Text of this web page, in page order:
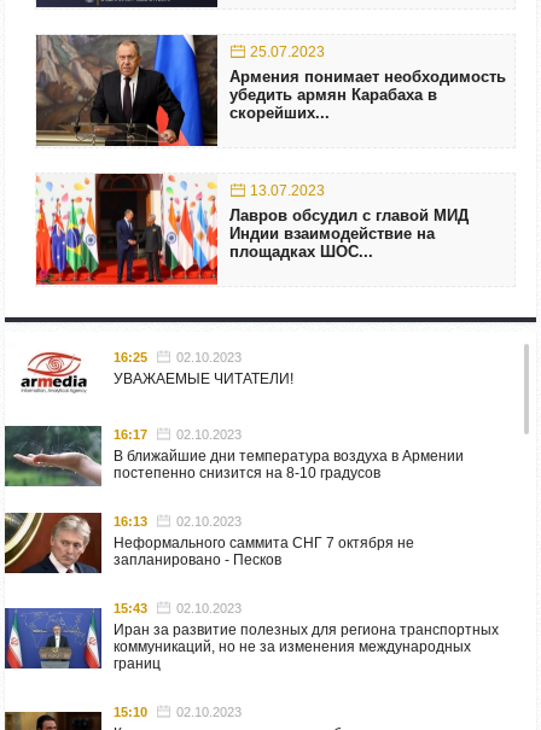
25.07.2023
Армения понимает необходимость
убедить армян Карабаха в
скорейших...
13.07.2023
Лавров обсудил с главой МИД
Индии взаимодействие на
площадках ШОС...
16:25 02.10.2023
УВАЖАЕМЫЕ ЧИТАТЕЛИ!
16:17 02.10.2023
В ближайшие дни температура воздуха в Армении
постепенно снизится на 8-10 градусов
16:13 02.10.2023
Неформального саммита СНГ 7 октября не
запланировано - Песков
15:43 02.10.2023
Иран за развитие полезных для региона транспортных
коммуникаций, но не за изменения международных
границ
15:10 02.10.2023